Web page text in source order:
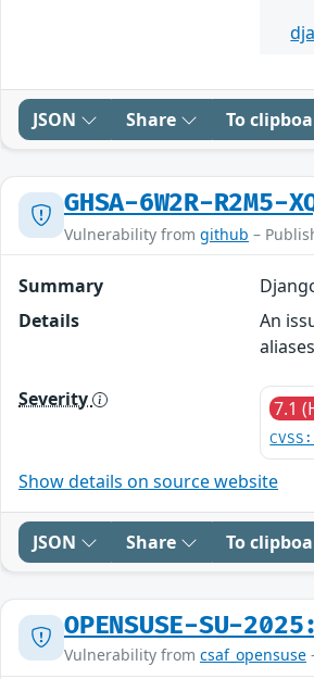
JSON Share To
GHSA-6W2R-R2M5-
Vulnerability from github –
Summary
Details
An
Severity 7.1
Show details on source website
JSON Share To
OPENSUSE-SU-
Vulnerability from csaf_opensuse